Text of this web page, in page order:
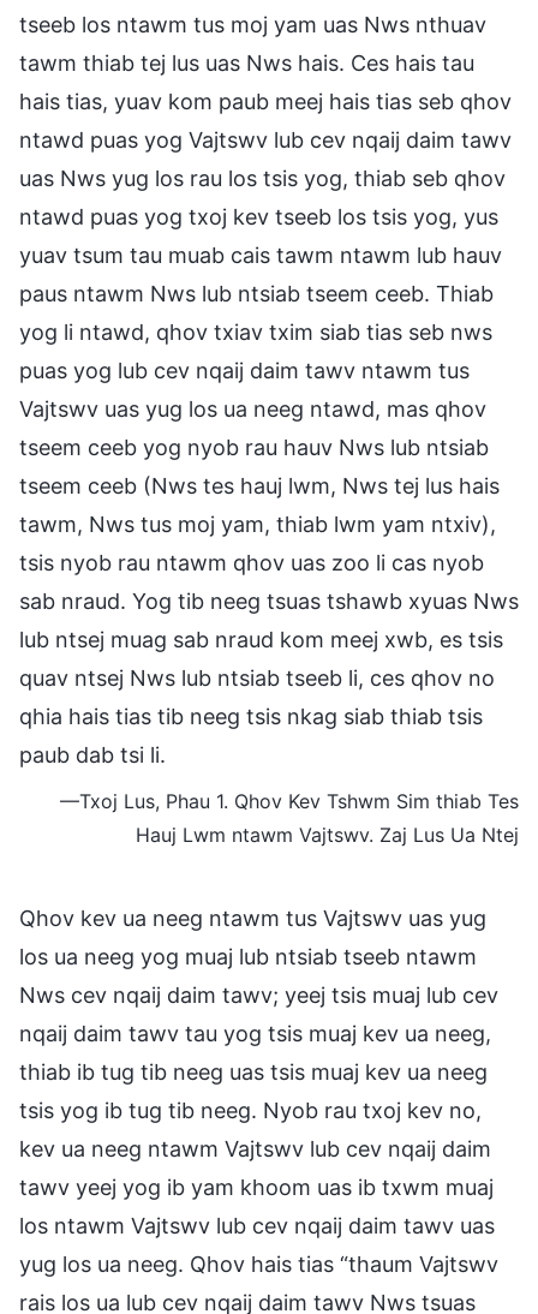
tseeb los ntawm tus moj yam uas Nws nthuav
tawm thiab tej lus uas Nws hais. Ces hais tau
hais tias, yuav kom paub meej hais tias seb qhov
ntawd puas yog Vajtswv lub cev nqaij daim tawv
uas Nws yug los rau los tsis yog, thiab seb qhov
ntawd puas yog txoj kev tseeb los tsis yog, yus
yuav tsum tau muab cais tawm ntawm lub hauv
paus ntawm Nws lub ntsiab tseem ceeb. Thiab
yog li ntawd, qhov txiav txim siab tias seb nws
puas yog lub cev nqaij daim tawv ntawm tus
Vajtswv uas yug los ua neeg ntawd, mas qhov
tseem ceeb yog nyob rau hauv Nws lub ntsiab
tseem ceeb (Nws tes hauj lwm, Nws tej lus hais
tawm, Nws tus moj yam, thiab lwm yam ntxiv),
tsis nyob rau ntawm qhov uas zoo li cas nyob
sab nraud. Yog tib neeg tsuas tshawb xyuas Nws
lub ntsej muag sab nraud kom meej xwb, es tsis
quav ntsej Nws lub ntsiab tseeb li, ces qhov no
qhia hais tias tib neeg tsis nkag siab thiab tsis
paub dab tsi li.
—Txoj Lus, Phau 1. Qhov Kev Tshwm Sim thiab Tes
Hauj Lwm ntawm Vajtswv. Zaj Lus Ua Ntej
Qhov kev ua neeg ntawm tus Vajtswv uas yug
los ua neeg yog muaj lub ntsiab tseeb ntawm
Nws cev nqaij daim tawv; yeej tsis muaj lub cev
nqaij daim tawv tau yog tsis muaj kev ua neeg,
thiab ib tug tib neeg uas tsis muaj kev ua neeg
tsis yog ib tug tib neeg. Nyob rau txoj kev no,
kev ua neeg ntawm Vajtswv lub cev nqaij daim
tawv yeej yog ib yam khoom uas ib txwm muaj
los ntawm Vajtswv lub cev nqaij daim tawv uas
yug los ua neeg. Qhov hais tias “thaum Vajtswv
rais los ua lub cev nqaij daim tawv Nws tsuas